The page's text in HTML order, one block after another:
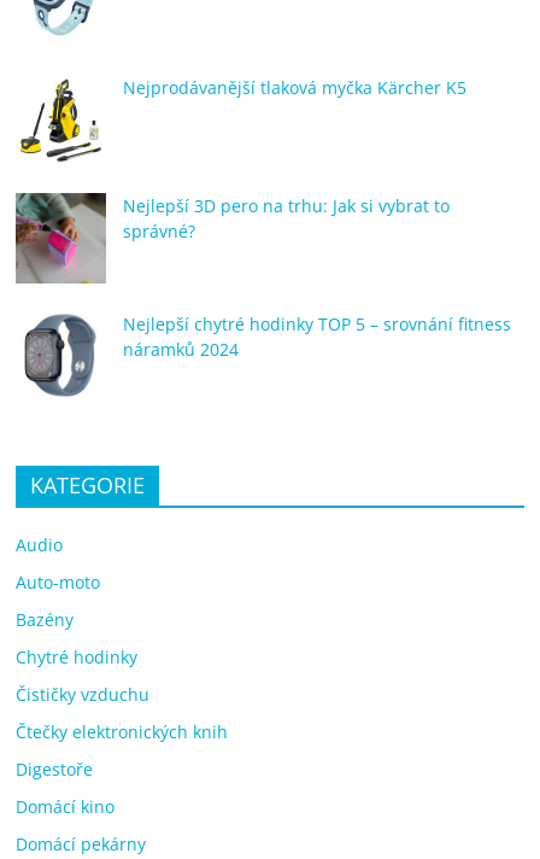
Nejprodávanější tlaková myčka Kärcher K5
Nejlepší 3D pero na trhu: Jak si vybrat to
správné?
Nejlepší chytré hodinky TOP 5 – srovnání fitness
náramků 2024
KATEGORIE
Audio
Auto-moto
Bazény
Chytré hodinky
Čističky vzduchu
Čtečky elektronických knih
Digestoře
Domácí kino
Domácí pekárny